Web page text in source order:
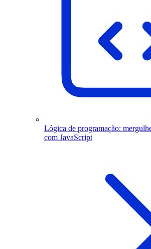
Lógica de programação:
com JavaScript